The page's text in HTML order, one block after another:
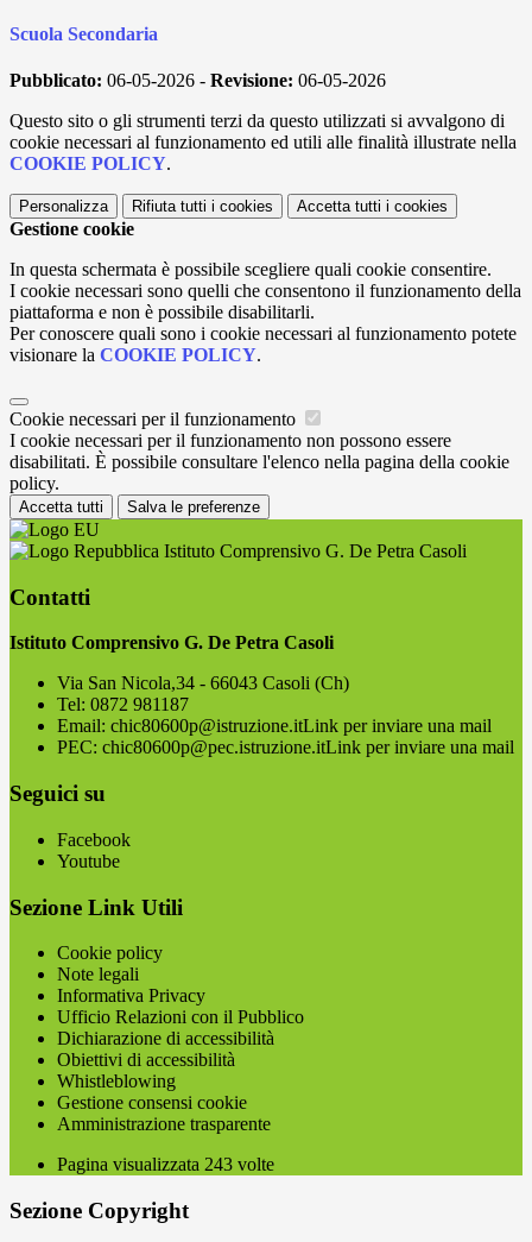
Scuola Secondaria
Pubblicato: 06-05-2026 - Revisione: 06-05-2026
Questo sito o gli strumenti terzi da questo utilizzati si avvalgono di
cookie necessari al funzionamento ed utili alle finalità illustrate nella
COOKIE POLICY.
Personalizza Rifiuta tutti i cookies Accetta tutti i cookies
Gestione cookie
In questa schermata è possibile scegliere quali cookie consentire.
I cookie necessari sono quelli che consentono il funzionamento della
piattaforma e non è possibile disabilitarli.
Per conoscere quali sono i cookie necessari al funzionamento potete
visionare la COOKIE POLICY.
Cookie necessari per il funzionamento
I cookie necessari per il funzionamento non possono essere
disabilitati. È possibile consultare l'elenco nella pagina della cookie
policy.
Accetta tutti Salva le preferenze
Istituto Comprensivo G. De Petra Casoli
Contatti
Istituto Comprensivo G. De Petra Casoli
Via San Nicola,34 - 66043 Casoli (Ch)
Tel: 0872 981187
Email: chic80600p@istruzione.itLink per inviare una mail
PEC: chic80600p@pec.istruzione.itLink per inviare una mail
Seguici su
Facebook
Youtube
Sezione Link Utili
Cookie policy
Note legali
Informativa Privacy
Ufficio Relazioni con il Pubblico
Dichiarazione di accessibilità
Obiettivi di accessibilità
Whistleblowing
Gestione consensi cookie
Amministrazione trasparente
Pagina visualizzata 243 volte
Sezione Copyright